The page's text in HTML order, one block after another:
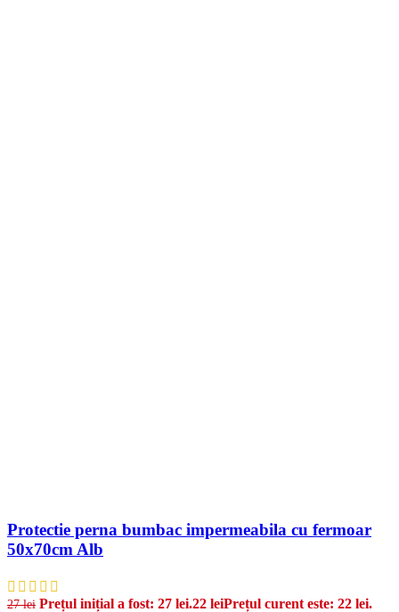
Protectie perna bumbac impermeabila cu fermoar
50x70cm Alb
27lei Prețul inițial a fost: 27 lei.22 leiPrețul curent este: 22 lei.